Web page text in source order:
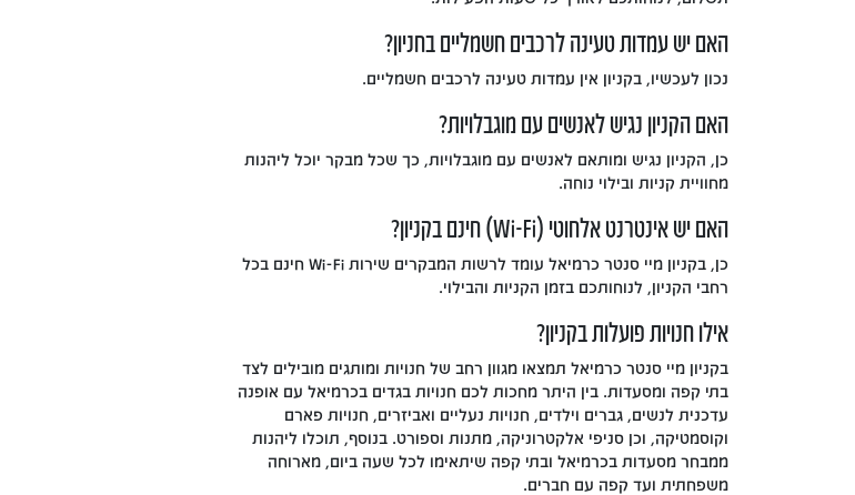
האם יש עמדות טעינה לרכבים חשמליים בחניון?
נכון לעכשיו, בקניון אין עמדות טעינה לרכבים חשמליים.
האם הקניון נגיש לאנשים עם מוגבלויות?
כן, הקניון נגיש ומותאם לאנשים עם מוגבלויות, כך שכל מבקר יוכל ליהנות
מחוויית קניות ובילוי נוחה.
האם יש אינטרנט אלחוטי (Wi-Fi) חינם בקניון?
כן, בקניון מיי סנטר כרמיאל עומד לרשות המבקרים שירות Wi-Fi חינם בכל
רחבי הקניון, לנוחותכם בזמן הקניות והבילוי.
אילו חנויות פועלות בקניון?
בקניון מיי סנטר כרמיאל תמצאו מגוון רחב של חנויות ומותגים מובילים לצד
בתי קפה ומסעדות. בין היתר מחכות לכם חנויות בגדים בכרמיאל עם אופנה
עדכנית לנשים, גברים וילדים, חנויות נעליים ואביזרים, חנויות פארם
וקוסמטיקה, וכן סניפי אלקטרוניקה, מתנות וספורט. בנוסף, תוכלו ליהנות
ממבחר מסעדות בכרמיאל ובתי קפה שיתאימו לכל שעה ביום, מארוחה
משפחתית ועד קפה עם חברים.